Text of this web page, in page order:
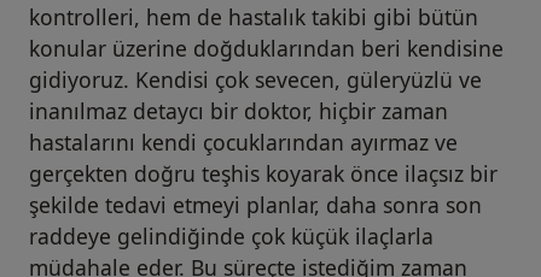
kontrolleri, hem de hastalık takibi gibi bütün
konular üzerine doğduklarından beri kendisine
gidiyoruz. Kendisi çok sevecen, güleryüzlü ve
inanılmaz detaycı bir doktor, hiçbir zaman
hastalarını kendi çocuklarından ayırmaz ve
gerçekten doğru teşhis koyarak önce ilaçsız bir
şekilde tedavi etmeyi planlar, daha sonra son
raddeye gelindiğinde çok küçük ilaçlarla
müdahale eder. Bu süreçte istediğim zaman